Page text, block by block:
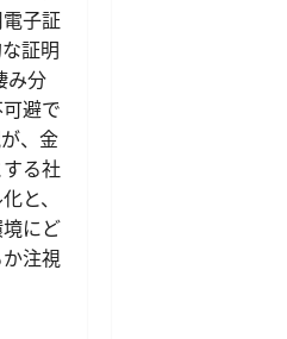
子証
証明
み分
避で
、金
る社
と、
にど
注視